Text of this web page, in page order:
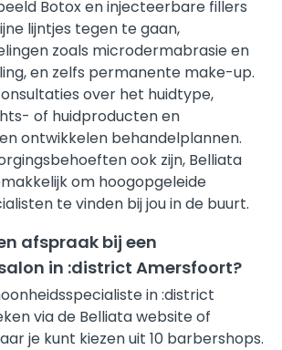
Botox en injecteerbare fillers
lijntjes tegen te gaan,
zoals microdermabrasie en
en zelfs permanente make-up.
over het huidtype,
of huidproducten en
ontwikkelen behandelplannen.
ook zijn, Belliata
om hoogopgeleide
te vinden bij jou in de buurt.
afspraak bij een
in :district Amersfoort?
in :district
via de Belliata website of
je kunt kiezen uit 10 barbershops.